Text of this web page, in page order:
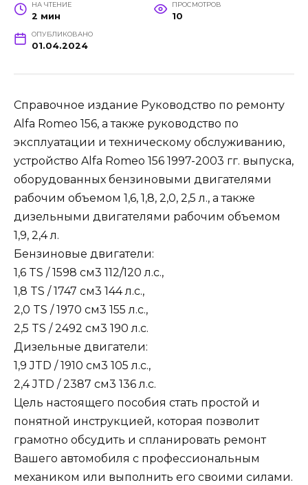
НА ЧТЕНИЕ
2 мин
ПРОСМОТРОВ
10
ОПУБЛИКОВАНО
01.04.2024
Справочное издание Руководство по ремонту
Alfa Romeo 156, а также руководство по
эксплуатации и техническому обслуживанию,
устройство Alfa Romeo 156 1997-2003 гг. выпуска,
оборудованных бензиновыми двигателями
рабочим объемом 1,6, 1,8, 2,0, 2,5 л., а также
дизельными двигателями рабочим объемом
1,9, 2,4 л.
Бензиновые двигатели:
1,6 TS / 1598 см3 112/120 л.с.,
1,8 TS / 1747 см3 144 л.с.,
2,0 TS / 1970 см3 155 л.с.,
2,5 TS / 2492 см3 190 л.с.
Дизельные двигатели:
1,9 JTD / 1910 см3 105 л.с.,
2,4 JTD / 2387 см3 136 л.с.
Цель настоящего пособия стать простой и
понятной инструкцией, которая позволит
грамотно обсудить и спланировать ремонт
Вашего автомобиля с профессиональным
механиком или выполнить его своими силами.